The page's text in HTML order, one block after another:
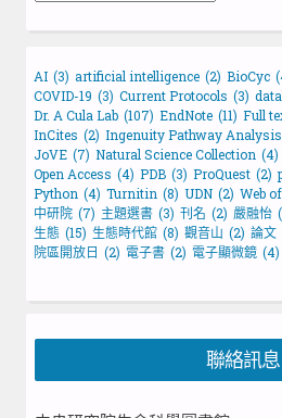
AI (3) artificial intelligence (2) BioCyc
COVID-19 (3) Current Protocols (3)
Dr. A Cula Lab (107) EndNote (11) Full
InCites (2) Ingenuity Pathway Analysis
JoVE (7) Natural Science Collection (4)
Open Access (4) PDB (3) ProQuest (2)
Python (4) Turnitin (8) UDN (2) Web
中研院 (7) 主題選書 (3) 刊名 (2) 嚴融怡
生態 (15) 生態時代館 (8) 觀音山 (2) 論文
院區開放日 (2) 電子書 (2) 電子顯微鏡 (4)
聯絡訊息